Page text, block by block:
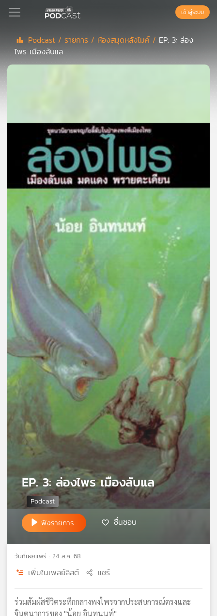
Podcast
สต์
ลิ
เพลง
บทความ
ข่าว
และ
กิจกรรม
เกี่ยว
กับ
เครือ
วิทยุ
ไทย
เอส
แผนที่
วิทยุ
เครือ
ข่าย
เข้าสู่ระบบ
Podcast / รายการ / ห้องสมุดหลังไมค์ / EP. 3: ล่อง
ไพร เมืองลับแล
EP. 3: ล่องไพร เมืองลับแล
ฟังรายการ ชื่นชอบ
วันที่เผยแพร่ : 24 ส.ค. 68
เพิ่มในเพลย์ลิสต์ แชร์
ร่วมสัมผัสชีวิตระทึกกลางพงไพรจากประสบการณ์ตรงและ
จินตนาการของ "น้อย อินทนนท์"